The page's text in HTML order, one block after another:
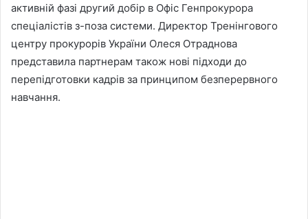
активній фазі другий добір в Офіс Генпрокурора
спеціалістів з-поза системи. Директор Тренінгового
центру прокурорів України Олеся Отраднова
представила партнерам також нові підходи до
перепідготовки кадрів за принципом безперервного
навчання.